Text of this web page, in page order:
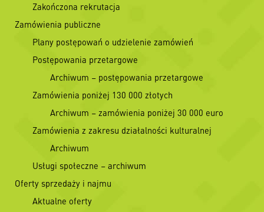
Zakończona rekrutacja
Zamówienia publiczne
Plany postępowań o udzielenie zamówień
Postępowania przetargowe
Archiwum – postępowania przetargowe
Zamówienia poniżej 130 000 złotych
Archiwum – zamówienia poniżej 30 000 euro
Zamówienia z zakresu działalności kulturalnej
Archiwum
Usługi społeczne – archiwum
Oferty sprzedaży i najmu
Aktualne oferty